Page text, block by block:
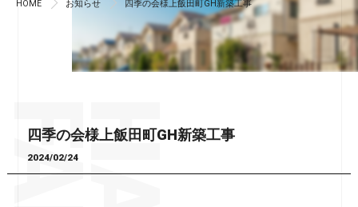
HOME お知らせ 四季の会様上飯田町GH新築工事
四季の会様上飯田町GH新築工事
2024/02/24